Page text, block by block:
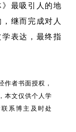
最吸引人的地
继而完成对人
表达，最终指
作者书面授权，
本文仅供个人学
系博主及时处